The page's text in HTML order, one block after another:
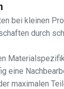
bei kleinen
durch
eine
maximalen